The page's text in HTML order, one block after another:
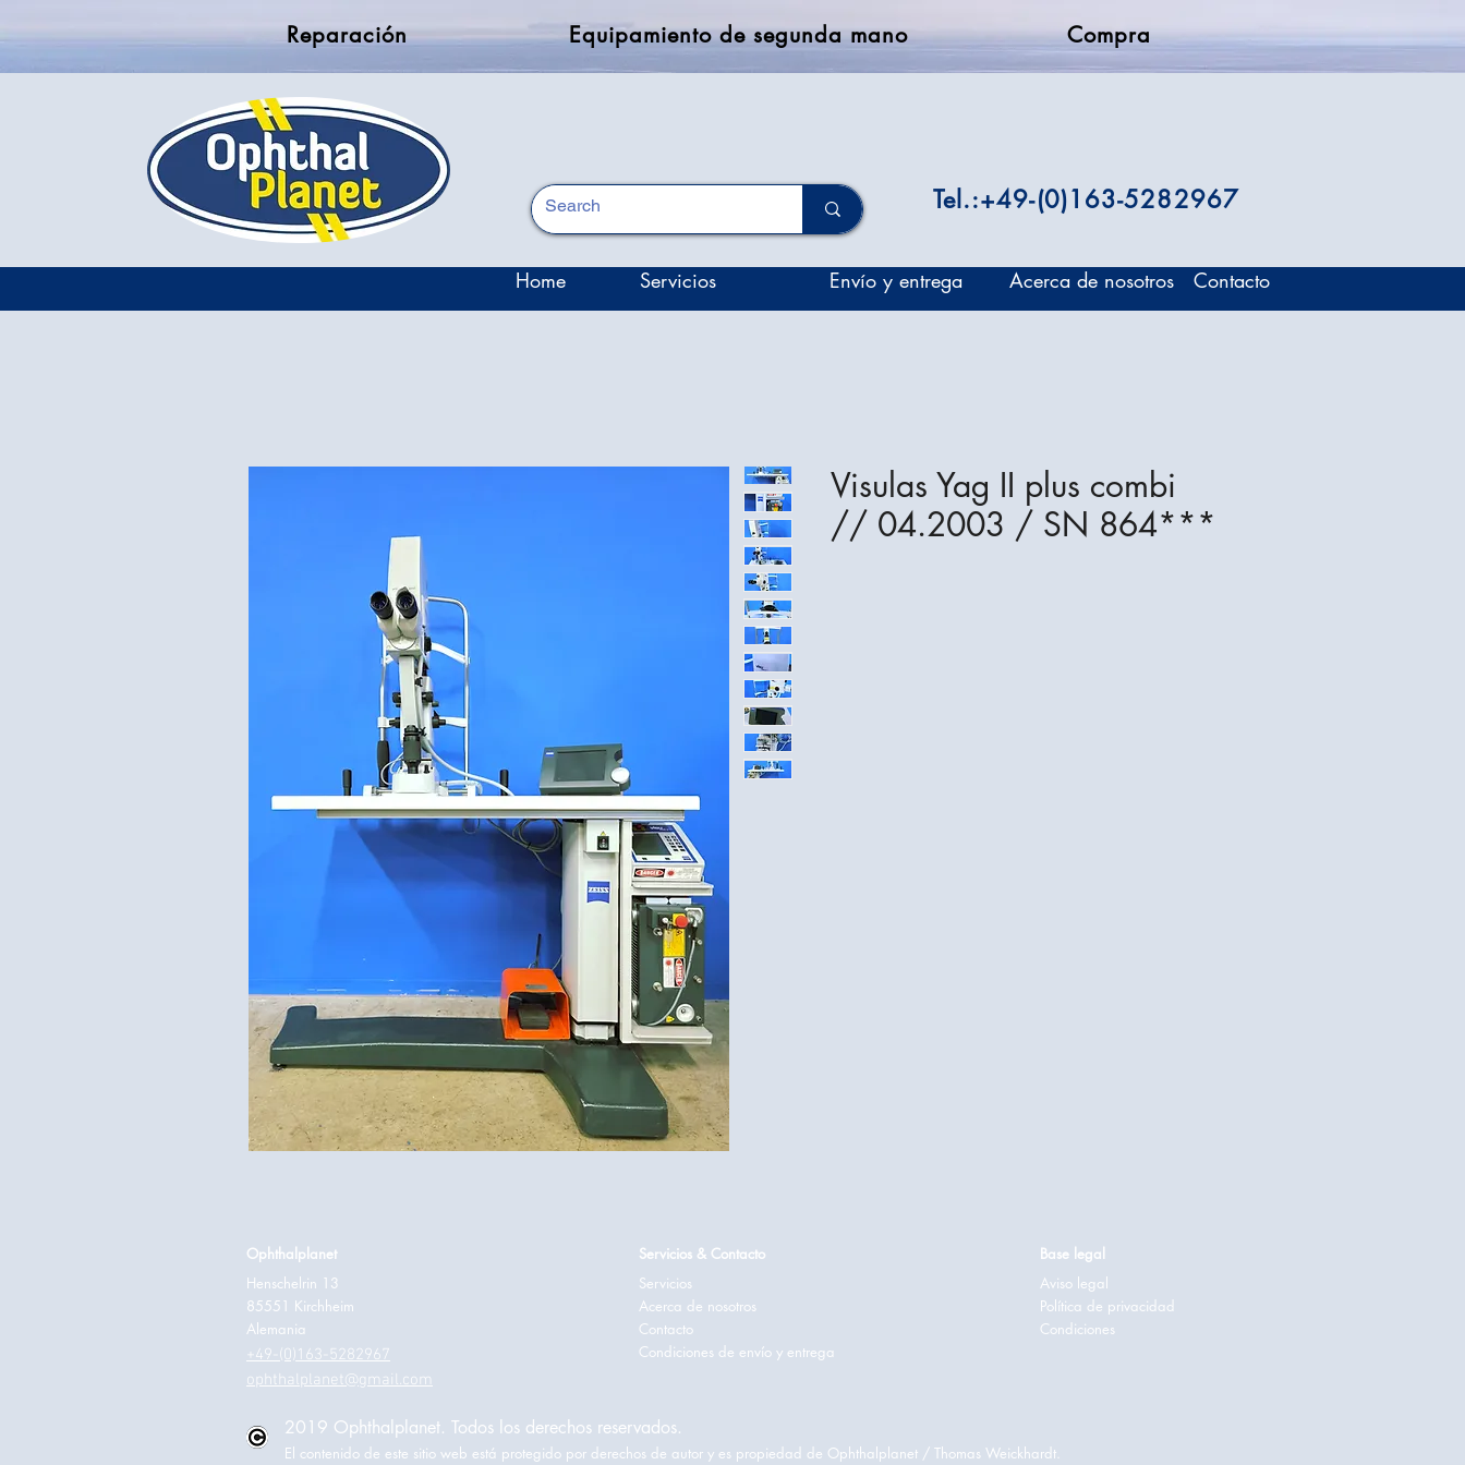
Reparación Equipamiento de segunda mano Compra
Tel.:+49-(0)163-5282967
Home Servicios Envío y entrega Acerca de nosotros Contacto
Visulas Yag II plus combi
// 04.2003 / SN 864***
Ophthalplanet
Henschelrin 13
85551 Kirchheim
Alemania
+49-(0)163-5282967
Servicios & Contacto
Servicios
Acerca de nosotros
Contacto
Condiciones de envío y entrega
Base legal
Aviso legal
Política de privacidad
Condiciones
ophthalplanet@gmail.com
2019 Ophthalplanet. Todos los derechos reservados.
El contenido de este sitio web está protegido por derechos de autor y es propiedad de Ophthalplanet / Thomas Weickhardt.